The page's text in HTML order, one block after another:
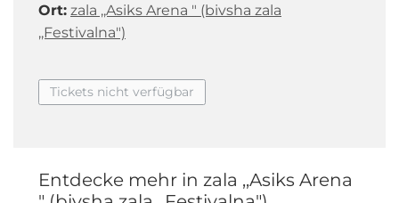
Ort: zala ,,Asiks Arena " (bivsha zala
,,Festivalna")
Tickets nicht verfügbar
Entdecke mehr in zala ,,Asiks Arena